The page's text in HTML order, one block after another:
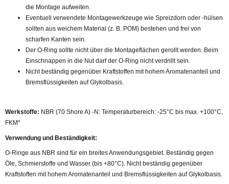
die Montage aufweiten.
Eventuell verwendete Montagewerkzeuge wie Spreizdorn oder -hülsen
sollten aus weichem Material (z. B. POM) bestehen und frei von
scharfen Kanten sein.
Der O-Ring sollte nicht über die Montageflächen gerollt werden. Beim
Einschnappen in die Nut darf der O-Ring nicht verdrillt sein.
Nicht beständig gegenüber Kraftstoffen mit hohem Aromatenanteil und
Bremsflüssigkeiten auf Glykolbasis.
Werkstoffe: NBR (70 Shore A) -N: Temperaturbereich: -25°C bis max. +100°C,
FKM*
Verwendung und Beständigkeit:
O-Ringe aus NBR sind für ein breites Anwendungsgebiet. Beständig gegen
Öle, Schmierstoffe und Wasser (bis +80°C). Nicht beständig gegenüber
Kraftstoffen mit hohem Aromatenanteil und Bremsflüssigkeiten auf Glykolbasis.